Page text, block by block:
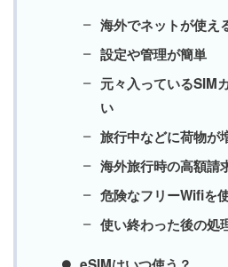
海外でネットが使え
設定や管理が簡単
元々入っているSIM
い
旅行中などに荷物が
海外旅行時の高額請
危険なフリーWifiを
使い終わった後の処